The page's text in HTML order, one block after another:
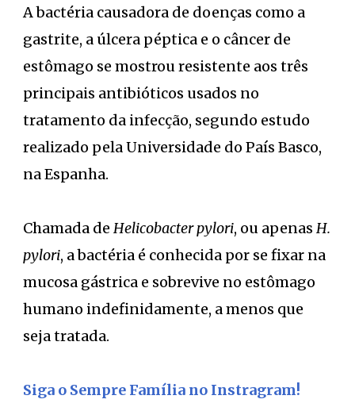
A bactéria causadora de doenças como a
gastrite, a úlcera péptica e o câncer de
estômago se mostrou resistente aos três
principais antibióticos usados no
tratamento da infecção, segundo estudo
realizado pela Universidade do País Basco,
na Espanha.
Chamada de Helicobacter pylori, ou apenas H.
pylori, a bactéria é conhecida por se fixar na
mucosa gástrica e sobrevive no estômago
humano indefinidamente, a menos que
seja tratada.
Siga o Sempre Família no Instragram!